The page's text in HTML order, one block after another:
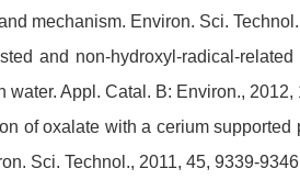
mechanism. Environ. Sci.
and non-hydroxyl-radical-
Appl. Catal. B: Environ., 2012,
of oxalate with a cerium
Sci. Technol., 2011, 45, 9339-